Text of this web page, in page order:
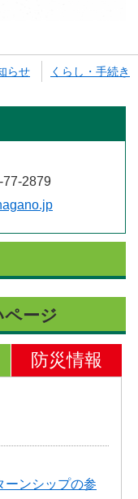
らせ くらし・手続き
77-2879
ページ
防災情報
ンシップの参